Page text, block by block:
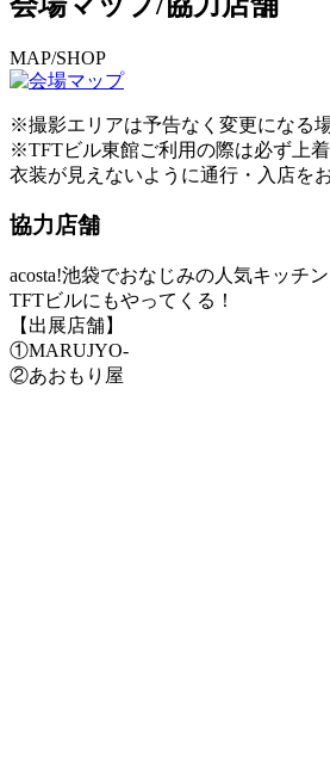
MAP/SHOP
※撮影エリアは予告なく変更になる
※TFTビル東館ご利用の際は必ず上着
衣装が見えないように通行・入店を
協力店舗
acosta!池袋でおなじみの人気キッチン
TFTビルにもやってくる！
【出展店舗】
①MARUJYO-
②あおもり屋